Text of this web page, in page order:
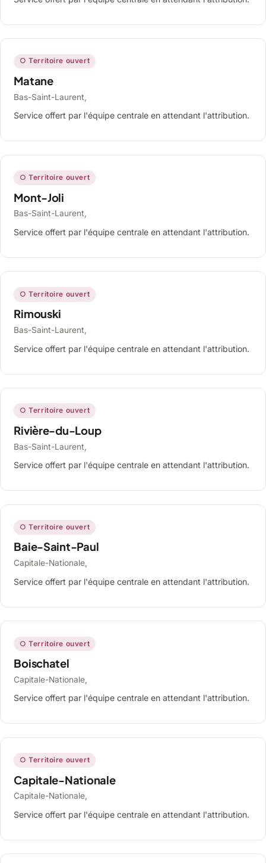
○ Territoire ouvert
Matane
Bas-Saint-Laurent,
Service offert par l'équipe centrale en attendant l'attribution.
○ Territoire ouvert
Mont-Joli
Bas-Saint-Laurent,
Service offert par l'équipe centrale en attendant l'attribution.
○ Territoire ouvert
Rimouski
Bas-Saint-Laurent,
Service offert par l'équipe centrale en attendant l'attribution.
○ Territoire ouvert
Rivière-du-Loup
Bas-Saint-Laurent,
Service offert par l'équipe centrale en attendant l'attribution.
○ Territoire ouvert
Baie-Saint-Paul
Capitale-Nationale,
Service offert par l'équipe centrale en attendant l'attribution.
○ Territoire ouvert
Boischatel
Capitale-Nationale,
Service offert par l'équipe centrale en attendant l'attribution.
○ Territoire ouvert
Capitale-Nationale
Capitale-Nationale,
Service offert par l'équipe centrale en attendant l'attribution.